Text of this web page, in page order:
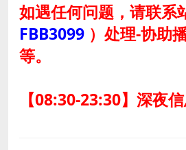
如遇任何问题，请联系
FBB3099 ） 处理-协助
等。
【08:30-23:30】深夜